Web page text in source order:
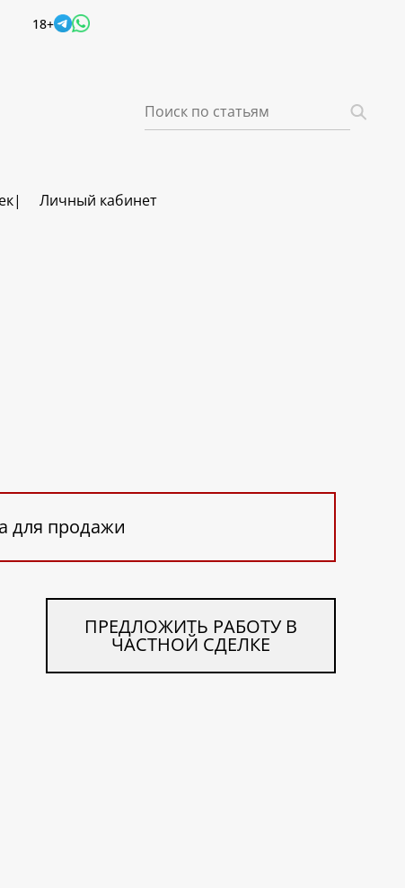
18+
Личный кабинет
для продажи
ПРЕДЛОЖИТЬ РАБОТУ В
ЧАСТНОЙ СДЕЛКЕ